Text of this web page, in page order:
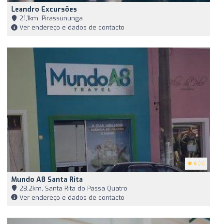
Leandro Excursões
21,1km, Pirassununga
Ver endereço e dados de contacto
4 (4)
Mundo A8 Santa Rita
28,2km, Santa Rita do Passa Quatro
Ver endereço e dados de contacto